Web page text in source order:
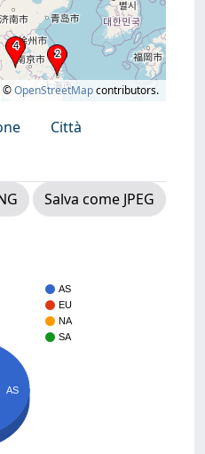
©OpenStreetMapcontributors.
Città
Salva come JPEG
AS
EU
NA
SA
AS